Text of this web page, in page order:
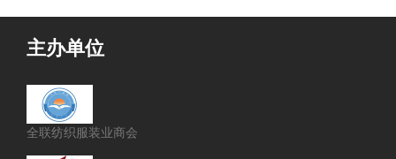
主办单位
全联纺织服装业商会